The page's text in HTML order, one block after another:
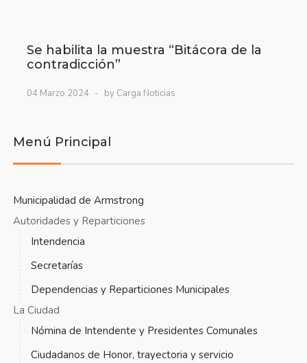
Se habilita la muestra “Bitácora de la
contradicción”
04 Marzo 2024 by Carga Noticias
Menú Principal
Municipalidad de Armstrong
Autoridades y Reparticiones
Intendencia
Secretarías
Dependencias y Reparticiones Municipales
La Ciudad
Nómina de Intendente y Presidentes Comunales
Ciudadanos de Honor, trayectoria y servicio